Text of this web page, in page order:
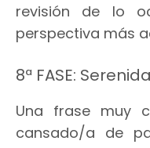
revisión de lo
perspectiva más
8ª FASE:
Una frase muy
cansado/a de